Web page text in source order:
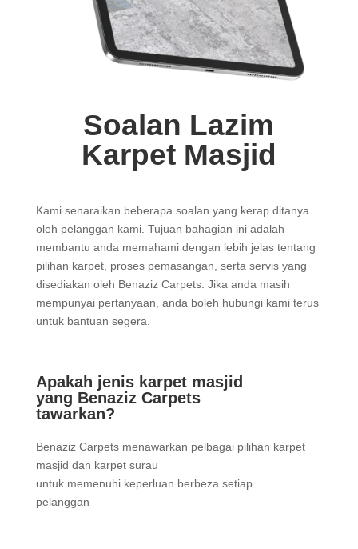
Soalan Lazim
Karpet Masjid
Kami senaraikan beberapa soalan yang kerap ditanya
oleh pelanggan kami. Tujuan bahagian ini adalah
membantu anda memahami dengan lebih jelas tentang
pilihan karpet, proses pemasangan, serta servis yang
disediakan oleh Benaziz Carpets. Jika anda masih
mempunyai pertanyaan, anda boleh hubungi kami terus
untuk bantuan segera.
Apakah jenis karpet masjid
yang Benaziz Carpets
tawarkan?
Benaziz Carpets menawarkan pelbagai pilihan karpet
masjid dan karpet surau
untuk memenuhi keperluan berbeza setiap
pelanggan